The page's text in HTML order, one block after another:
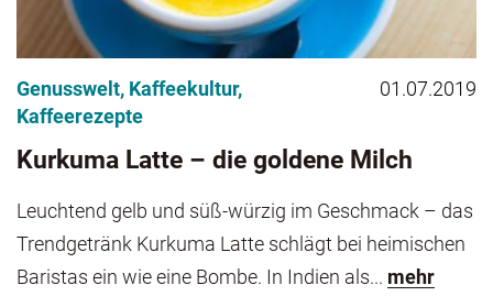
Genusswelt, Kaffeekultur,
Kaffeerezepte
01.07.2019
Kurkuma Latte – die goldene Milch
Leuchtend gelb und süß-würzig im Geschmack – das
Trendgetränk Kurkuma Latte schlägt bei heimischen
Baristas ein wie eine Bombe. In Indien als... mehr